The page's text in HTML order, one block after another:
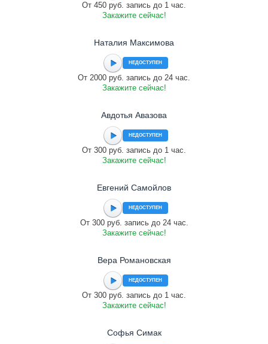
От 450 руб. запись до 1 час.
Закажите сейчас!
Наталия Максимова
НЕДОСТУПЕН
От 2000 руб. запись до 24 час.
Закажите сейчас!
Авдотья Авазова
НЕДОСТУПЕН
От 300 руб. запись до 1 час.
Закажите сейчас!
Евгений Самойлов
НЕДОСТУПЕН
От 300 руб. запись до 24 час.
Закажите сейчас!
Вера Романовская
НЕДОСТУПЕН
От 300 руб. запись до 1 час.
Закажите сейчас!
Софья Симак